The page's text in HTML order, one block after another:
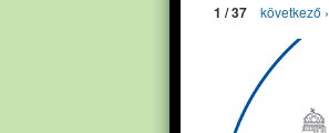
1 / 37 következő ›